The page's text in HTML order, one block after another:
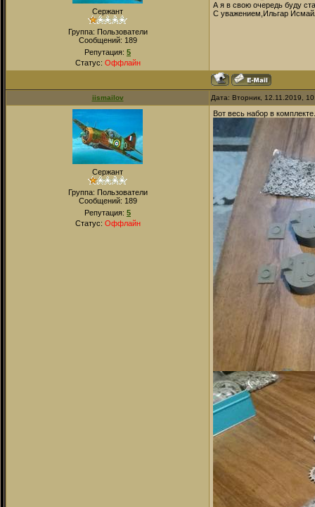
Сержант
Группа: Пользователи
Сообщений: 189
Репутация: 5
Статус: Оффлайн
А я в свою очередь буду
С уважением,Ильгар
iismailov Дата: Вторник, 12.11.2019,
Сержант
Группа: Пользователи
Сообщений: 189
Репутация: 5
Статус: Оффлайн
Вот весь набор в комплекте.